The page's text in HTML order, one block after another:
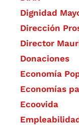
Dignidad
Dirección
Director
Donaciones
Economía
Economías
Ecoovida